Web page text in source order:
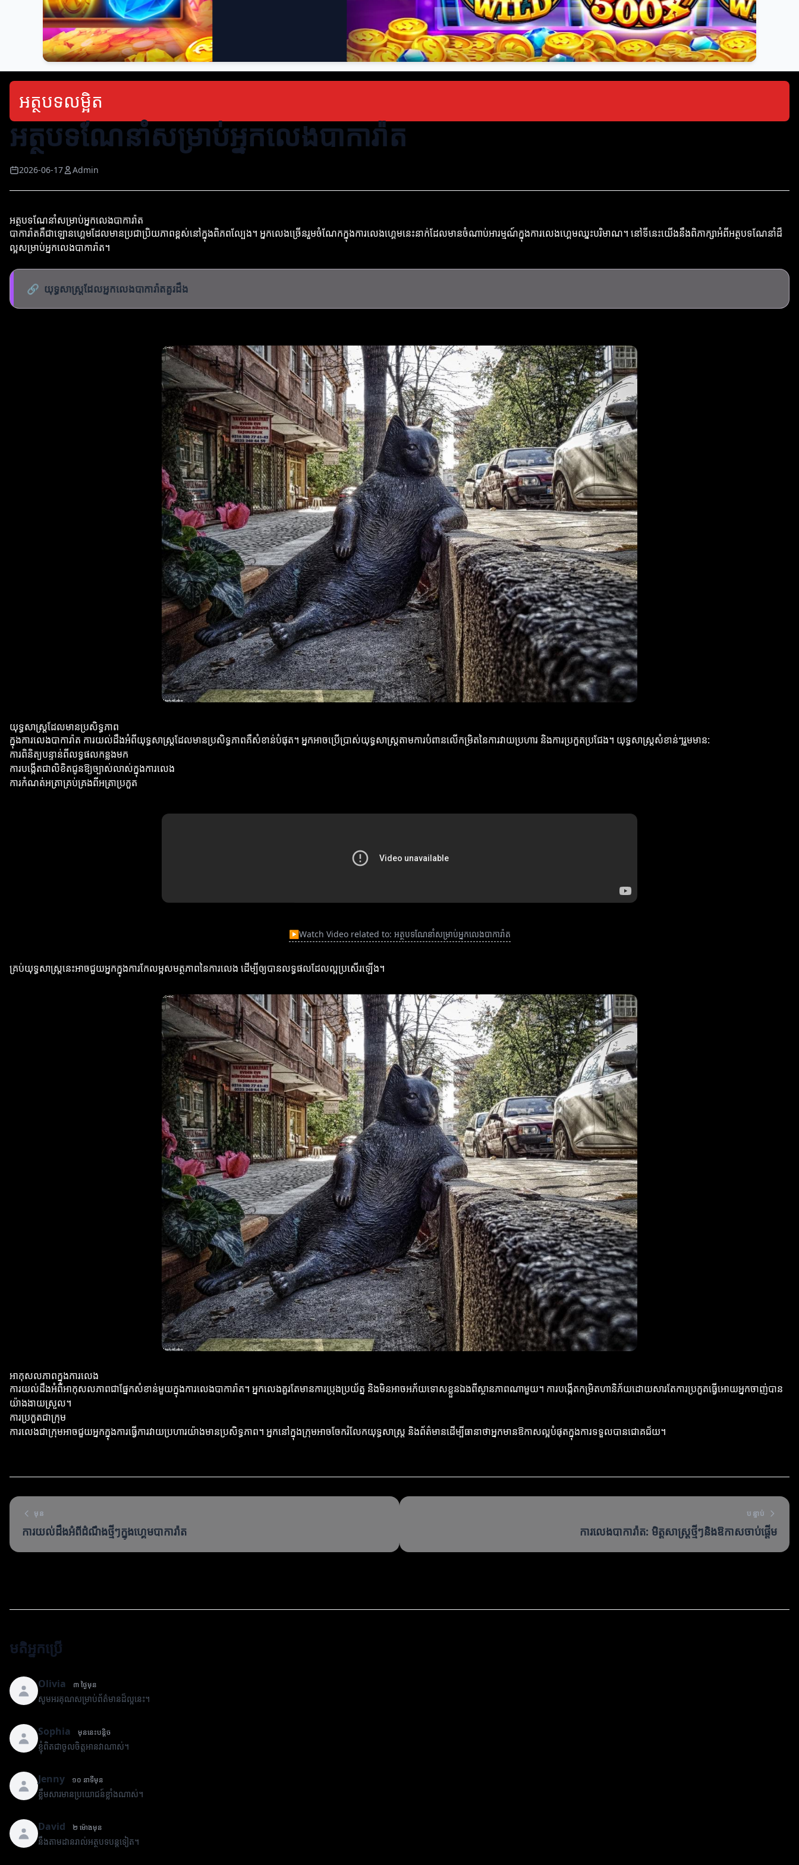
អត្ថបទលម្អិត
អត្ថបទណែនាំសម្រាប់អ្នកលេងបាការ៉ាត
2026-06-17 Admin
អត្ថបទណែនាំសម្រាប់អ្នកលេងបាការ៉ាត
បាការ៉ាតគឺជាឡោនហ្គេមដែលមានប្រជាប្រិយភាពខ្ពស់នៅក្នុងពិភពល្បែង។ អ្នកលេងច្រើនរួមចំណែកក្នុងការលេងហ្គេមនេះនាក់ដែលមានចំណាប់អារម្មណ៍ក្នុងការលេងហ្គេមឈ្នះបរិមាណ។ នៅទីនេះយើងនឹងពិភាក្សាអំពីអត្ថបទណែនាំដ៏
ល្អសម្រាប់អ្នកលេងបាការ៉ាត។
🔗 យុទ្ធសាស្ត្រដែលអ្នកលេងបាការ៉ាតគួរដឹង
យុទ្ធសាស្ត្រដែលមានប្រសិទ្ធភាព
ក្នុងការលេងបាការ៉ាត ការយល់ដឹងអំពីយុទ្ធសាស្ត្រដែលមានប្រសិទ្ធភាពគឺសំខាន់បំផុត។ អ្នកអាចប្រើប្រាស់យុទ្ធសាស្ត្រតាមការបំពានលើកម្រិតនៃការវាយប្រហារ និងការប្រកួតប្រជែង។ យុទ្ធសាស្ត្រសំខាន់ៗរួមមាន:
ការពិនិត្យបន្ទាន់ពីលទ្ធផលកន្លងមក
ការបង្កើតជាលិខិតជូនឱ្យច្បាស់លាស់ក្នុងការលេង
ការកំណត់អត្រាគ្រប់គ្រងពីអត្រាប្រកួត
▶Watch Video related to: អត្ថបទណែនាំសម្រាប់អ្នកលេងបាការ៉ាត
គ្រប់យុទ្ធសាស្ត្រនេះអាចជួយអ្នកក្នុងការកែលម្អសមត្ថភាពនៃការលេង ដើម្បីឲ្យបានលទ្ធផលដែលល្អប្រសើរឡើង។
អាកុសលភាពក្នុងការលេង
ការយល់ដឹងអំពីអាកុសលភាពជាផ្នែកសំខាន់មួយក្នុងការលេងបាការ៉ាត។ អ្នកលេងគួរតែមានការប្រុងប្រយ័ត្ន និងមិនអាចអភ័យទោសខ្លួនឯងពីស្ថានភាពណាមួយ។ ការបង្កើតកម្រិតហានិភ័យដោយសារតែការប្រកួតធ្វើអោយអ្នកចាញ់បាន
យ៉ាងងាយស្រួល។
ការប្រកួតជាក្រុម
ការលេងជាក្រុមអាចជួយអ្នកក្នុងការធ្វើការវាយប្រហារយ៉ាងមានប្រសិទ្ធភាព។ អ្នកនៅក្នុងក្រុមអាចចែករំលែកយុទ្ធសាស្ត្រ និងព័ត៌មានដើម្បីធានាថាអ្នកមានឱកាសល្អបំផុតក្នុងការទទួលបានជោគជ័យ។
មុន
ការយល់ដឹងអំពីដំណឹងថ្មីៗក្នុងហ្គេមបាការ៉ាត
បន្ទាប់
ការលេងបាការ៉ាត: មិត្ដសាស្ត្រថ្មីៗនិងឱកាសចាប់ផ្តើម
មតិអ្នកប្រើ
Olivia ៣ ថ្ងៃមុន
សូមអរគុណសម្រាប់ព័ត៌មានដ៏ល្អនេះ។
Sophia មុននេះបន្តិច
ខ្ញុំពិតជាចូលចិត្តអានវាណាស់។
Jenny ១០ នាទីមុន
ខ្លឹមសារមានប្រយោជន៍ខ្លាំងណាស់។
David ២ ម៉ោងមុន
នឹងតាមដានរាល់អត្ថបទបន្តទៀត។